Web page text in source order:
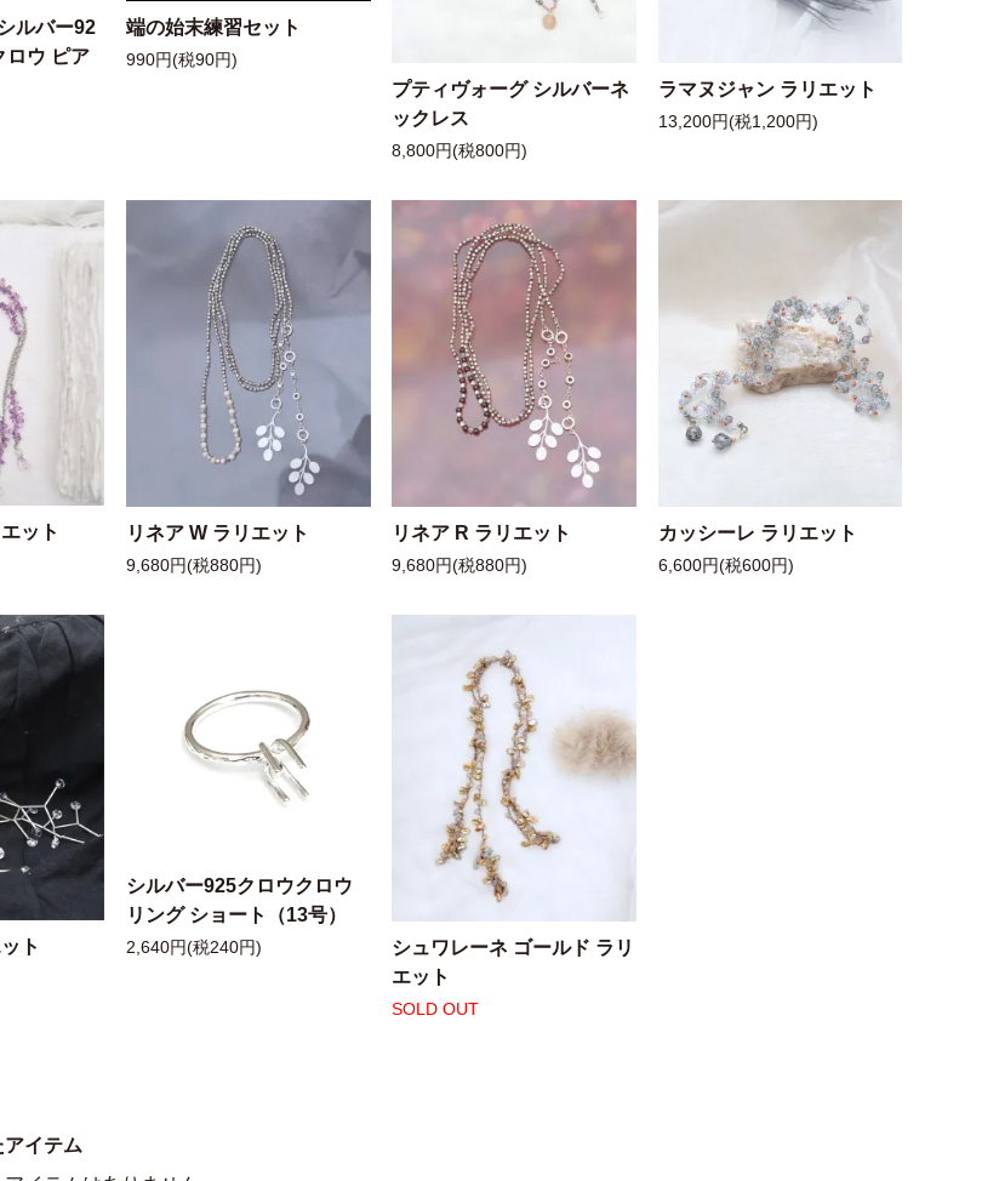
ルバー92
ロウ ピア
端の始末練習セット
990円(税90円)
プティヴォーグ シルバーネ
ックレス
8,800円(税800円)
ラマヌジャン ラリエット
13,200円(税1,200円)
ット リネア W ラリエット
9,680円(税880円)
リネア R ラリエット
9,680円(税880円)
カッシーレ ラリエット
6,600円(税600円)
ト
シルバー925クロウクロウ
リング ショート（13号）
2,640円(税240円)
シュワレーネ ゴールド ラリ
エット
SOLD OUT
イテム